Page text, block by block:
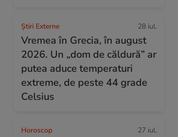
Știri Externe 28 iul.
Vremea în Grecia, în august
2026. Un „dom de căldură” ar
putea aduce temperaturi
extreme, de peste 44 grade
Celsius
Horoscop 27 iul.